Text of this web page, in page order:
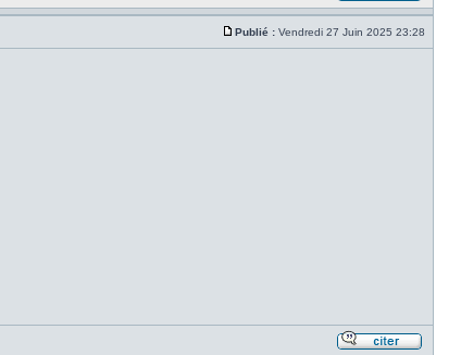
Publié : Vendredi 27 Juin 2025 23:28